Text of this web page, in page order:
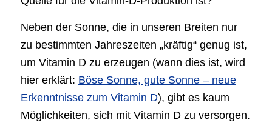
Neben der Sonne, die in unseren Breiten nur
zu bestimmten Jahreszeiten „kräftig“ genug ist,
um Vitamin D zu erzeugen (wann dies ist, wird
hier erklärt: Böse Sonne, gute Sonne – neue
Erkenntnisse zum Vitamin D), gibt es kaum
Möglichkeiten, sich mit Vitamin D zu versorgen.